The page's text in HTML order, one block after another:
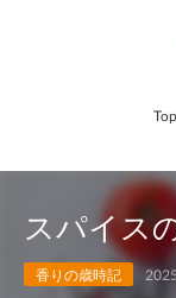
Top
スパイス
香りの歳時記